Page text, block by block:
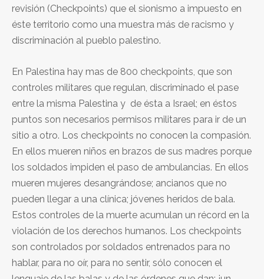
revisión (Checkpoints) que el sionismo a impuesto en
éste territorio como una muestra más de racismo y
discriminación al pueblo palestino.
En Palestina hay mas de 800 checkpoints, que son
controles militares que regulan, discriminado el pase
entre la misma Palestina y de ésta a Israel; en éstos
puntos son necesarios permisos militares para ir de un
sitio a otro. Los checkpoints no conocen la compasión.
En ellos mueren niños en brazos de sus madres porque
los soldados impiden el paso de ambulancias. En ellos
mueren mujeres desangrándose; ancianos que no
pueden llegar a una clínica; jóvenes heridos de bala.
Estos controles de la muerte acumulan un récord en la
violación de los derechos humanos. Los checkpoints
son controlados por soldados entrenados para no
hablar, para no oír, para no sentir, sólo conocen el